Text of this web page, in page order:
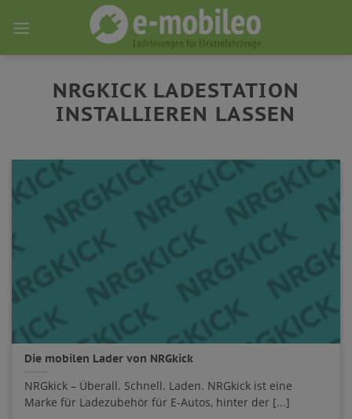
NRGKICK LADESTATION
INSTALLIEREN LASSEN
Die mobilen Lader von NRGkick
NRGkick – Überall. Schnell. Laden. NRGkick ist eine
Marke für Ladezubehör für E-Autos, hinter der [...]